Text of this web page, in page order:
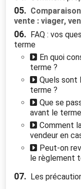
05.
vente : viager,
06. FAQ : vos
terme
En quoi
terme ?
Quels sont
terme ?
Que se
avant le
Comment
vendeur en
Peut-on
le règlement
07. Les